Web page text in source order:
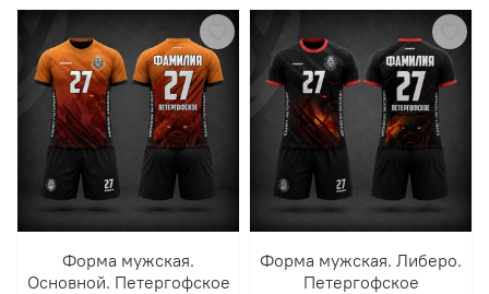
Форма мужская.
Основной. Петергофское
Форма мужская. Либеро.
Петергофское